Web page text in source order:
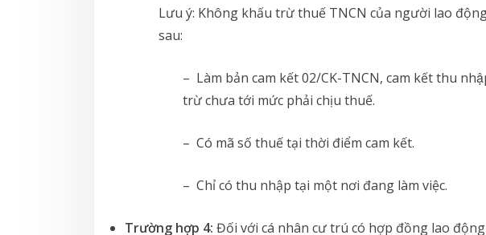
Lưu ý: Không khấu trừ thuế TNCN của người lao
sau:
– Làm bản cam kết 02/CK-TNCN, cam kết thu
trừ chưa tới mức phải chịu thuế.
– Có mã số thuế tại thời điểm cam kết.
– Chỉ có thu nhập tại một nơi đang làm việc.
Trường hợp 4: Đối với cá nhân cư trú có hợp đồng lao